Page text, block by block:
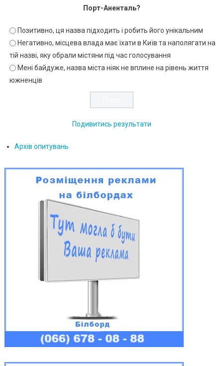
Порт-Аненталь?
Позитивно, ця назва підходить і робить його унікальним
Негативно, місцева влада має їхати в Київ та наполягати на
тій назві, яку обрали містяни під час голосування
Мені байдуже, назва міста ніяк не вплине на рівень життя
южненців
Подивитись результати
Архів опитувань